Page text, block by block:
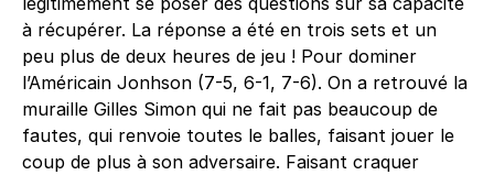
à récupérer. La réponse a été en trois sets et un
peu plus de deux heures de jeu ! Pour dominer
l’Américain Jonhson (7-5, 6-1, 7-6). On a retrouvé la
muraille Gilles Simon qui ne fait pas beaucoup de
fautes, qui renvoie toutes le balles, faisant jouer le
coup de plus à son adversaire. Faisant craquer